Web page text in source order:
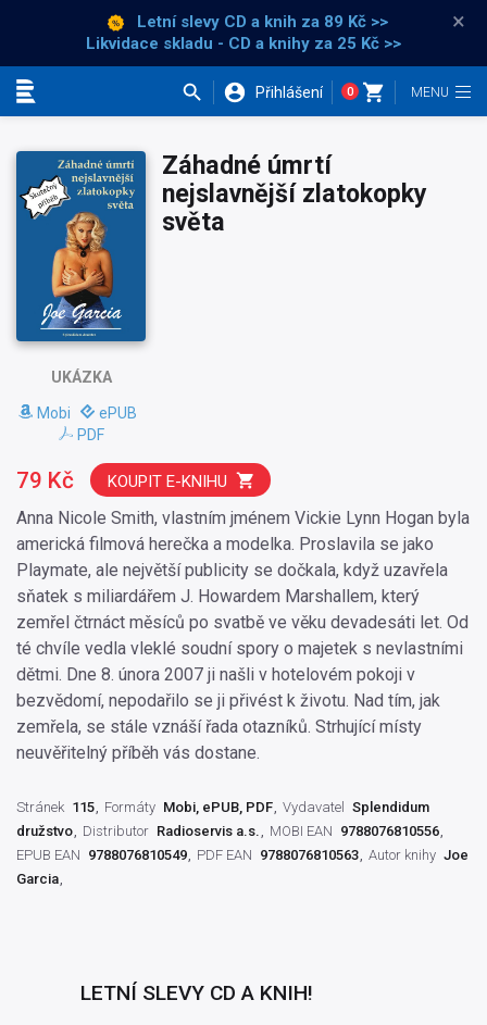
Letní slevy CD a knih za 89 Kč >>
Likvidace skladu - CD a knihy za 25 Kč >>
×
Přihlášení 0
UKÁZKA
Mobi
ePUB
PDF
Záhadné úmrtí
nejslavnější zlatokopky
světa
Anna Nicole Smith, vlastním jménem Vickie Lynn Hogan byla
americká filmová herečka a modelka. Proslavila se jako
Playmate, ale největší publicity se dočkala, když uzavřela
sňatek s miliardářem J. Howardem Marshallem, který
zemřel čtrnáct měsíců po svatbě ve věku devadesáti let. Od
té chvíle vedla vleklé soudní spory o majetek s nevlastními
dětmi. Dne 8. února 2007 ji našli v hotelovém pokoji v
bezvědomí, nepodařilo se ji přivést k životu. Nad tím, jak
zemřela, se stále vznáší řada otazníků. Strhující místy
neuvěřitelný příběh vás dostane.
79 Kč KOUPIT E-KNIHU
Stránek 115 Formáty Mobi, ePUB, PDF Vydavatel
Splendidum
družstvo
Distributor Radioservis a.s. MOBI EAN 9788076810556
EPUB EAN 9788076810549 PDF EAN 9788076810563 Autor knihy Joe
Garcia
LETNÍ SLEVY CD A KNIH!